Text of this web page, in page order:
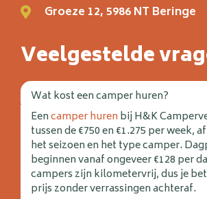
Groeze 12, 5986 NT Beringe
Veelgestelde
Wat kost een camper huren?
Eencamper huren bij H&K
tussen de €750 en €1.275 per week,
het seizoen en het type camper.
beginnen vanaf ongeveer €128 per
campers zijn kilometervrij, dus je
prijs zonder verrassingen achteraf.